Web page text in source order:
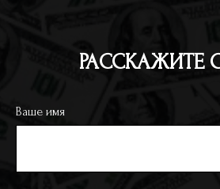
РАССКАЖИТЕ
Ваше имя